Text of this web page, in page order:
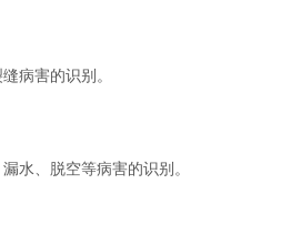
病害的识别。
水、脱空等病害的识别。